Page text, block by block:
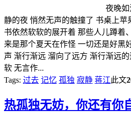
夜晚
静的夜 悄然无声的触撞了 书桌上
书依然软软的展开着 那些人儿蹲着
来是那个夏天在作怪 一切还是好黑
声 渐行渐远 溜向了远方 渐行渐远
软 无言作...
Tags: 过去 记忆 孤独 寂静 蒋江此文
热孤独无妨，你还有你